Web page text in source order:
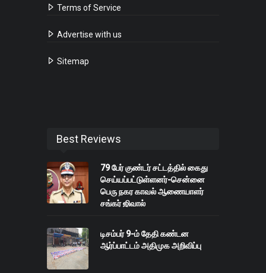
Terms of Service
Advertise with us
Sitemap
Best Reviews
79 பேர் குண்டர் சட்டத்தில் கைது
செய்யப்பட்டுள்ளனர்-சென்னை
பெரு நகர காவல் ஆணையாளர்
சங்கர் ஜிவால்
டிசம்பர் 9-ம் தேதி கண்டன
ஆர்ப்பாட்டம் அதிமுக அறிவிப்பு